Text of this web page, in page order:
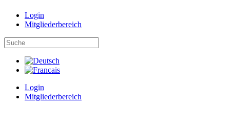
Login
Mitgliederbereich
Login
Mitgliederbereich